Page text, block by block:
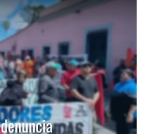
del Sunca Maldonado: